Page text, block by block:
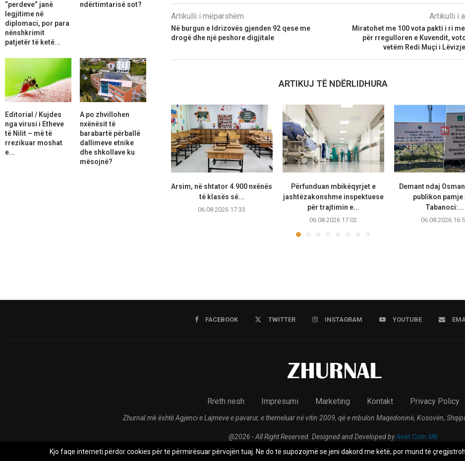
Artikulli i mëparshëm
Në burgun e Idrizovës gjenden 92 qese me
drogë dhe një peshore digjitale
Artikulli i
Miratohet me 100 vota pakti i ri
për rregulloren e Kuvendit,
vetëm Redi Muçi i
ARTIKUJ TË NDËRLIDHURA
Arsim, në shtator 4.900 nxënës
të klasës së...
06.08.2026 17:33
Përfunduan mbikëqyrjet e
jashtëzakonshme inspektuese
për trajtimin e...
06.08.2026 17:02
Demant ndaj
publikon pamje
Tabanoci:...
06.08.2026
“perdeve” janë
legjitime në
diplomaci, por para
nënshkrimit
patjetër të ketë...
ndërtimtarisë sot?
Editorial / Kujdes
nga virusi i Etheve
të Nilit – më të
rrezikuar moshat
e...
A po zhvillohen
nxënësit të
barabartë përballë
dallimeve etnike
dhe shkollave ku
mësojnë?
FACEBOOK TWITTER INSTAGRAM YOUTUBE
Rreth nesh Impresumi Marketing Kontakt Privacy Policy
Zhurnal.mk është Agjenci e Lajmeve e pavarur, e themeluar në vitin 2009, që e mbulon Maqedoninë, Kosovën,
@2026 - All Right Reserved. Designed and Developed byAnet.Com.Mk
Kjo faqe interneti përdor cookies për të përmirësuar përvojën tuaj. Ne do të supozojmë se jeni dakord me këtë, por mund të